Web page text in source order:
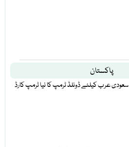
پاکستان
سعودی عرب کیلئے ڈونلڈ ٹرمپ کا نیا ٹرمپ کارڈ